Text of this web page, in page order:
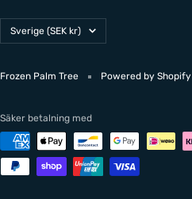
Land/Region
Sverige (SEK kr)
Frozen Palm Tree Powered by Shopify
Säker betalning med